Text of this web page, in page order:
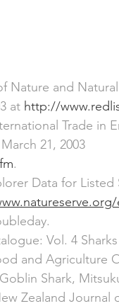
and Natural
at http://
Trade in
21, 2003
.
Data for
Vol. 4
and Agriculture
Shark,
Zealand Journal